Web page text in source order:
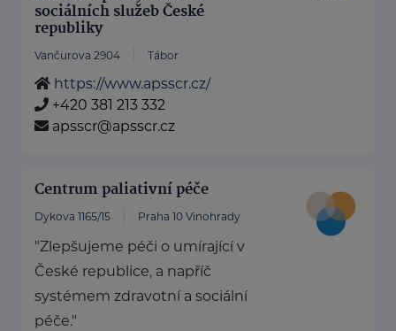
sociálních služeb České
republiky
Vančurova 2904 Tábor
https://www.apsscr.cz/
+420 381 213 332
apsscr@apsscr.cz
Centrum paliativní péče
Dykova 1165/15 Praha 10 Vinohrady
"Zlepšujeme péči o umírající v
České republice, a napříč
systémem zdravotní a sociální
péče."